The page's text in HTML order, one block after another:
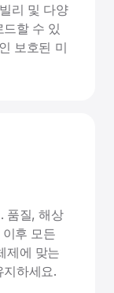
리 및 다양
할 수 있
보호된 미
품질, 해상
후 모든
제에 맞는
하세요.